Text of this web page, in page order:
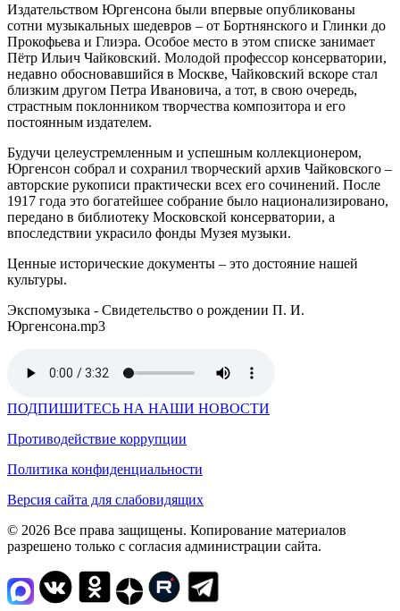
Издательством Юргенсона были впервые опубликованы
сотни музыкальных шедевров – от Бортнянского и Глинки до
Прокофьева и Глиэра. Особое место в этом списке занимает
Пётр Ильич Чайковский. Молодой профессор консерватории,
недавно обосновавшийся в Москве, Чайковский вскоре стал
близким другом Петра Ивановича, а тот, в свою очередь,
страстным поклонником творчества композитора и его
постоянным издателем.
Будучи целеустремленным и успешным коллекционером,
Юргенсон собрал и сохранил творческий архив Чайковского –
авторские рукописи практически всех его сочинений. После
1917 года это богатейшее собрание было национализировано,
передано в библиотеку Московской консерватории, а
впоследствии украсило фонды Музея музыки.
Ценные исторические документы – это достояние нашей
культуры.
Экспомузыка - Свидетельство о рождении П. И.
Юргенсона.mp3
ПОДПИШИТЕСЬ НА НАШИ НОВОСТИ
Противодействие коррупции
Политика конфиденциальности
Версия сайта для слабовидящих
© 2026 Все права защищены. Копирование материалов
разрешено только с согласия администрации сайта.